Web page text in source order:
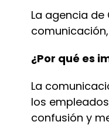
La agencia de
¿Por qué es
La
los
confusión y